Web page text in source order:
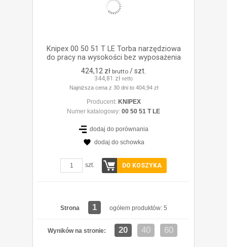
Knipex 00 50 51 T LE Torba narzędziowa
do pracy na wysokości bez wyposażenia
424,12 zł brutto / szt.
344,81 zł netto
Najniższa cena z 30 dni to 404,94 zł
Producent: KNIPEX
Numer katalogowy: 00 50 51 T LE
dodaj do porównania
dodaj do schowka
szt. DO KOSZYKA
Strona 1 ogółem produktów: 5
Wyników na stronie: 20 40 60